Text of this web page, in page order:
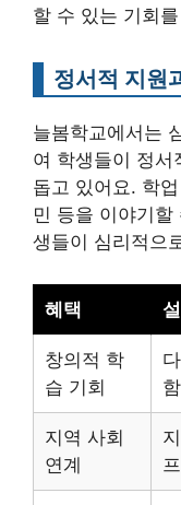
할 수 있는 기회
정서적 지원
늘봄학교에서는
여 학생들이 정서
돕고 있어요. 학
민 등을 이야기
생들이 심리적으
혜택
창의적 학
습 기회
함
지역 사회
연계